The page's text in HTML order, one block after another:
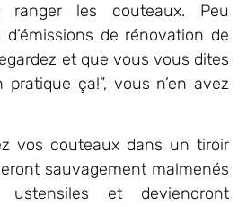
ranger les couteaux. Peu
de rénovation de
et que vous vous dites
pratique ça!”, vous n’en avez
vos couteaux dans un tiroir
sauvagement malmenés
et deviendront